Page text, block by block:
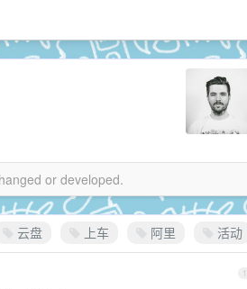
or developed.
云盘 上车 阿里 活动
1